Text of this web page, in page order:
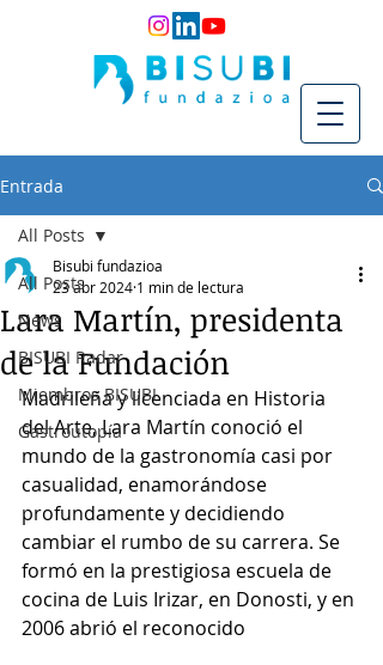
Entrada
All Posts
News
BISUBI Radar
Miembros BISUBI
Gastroutopía
All Posts
Lara Martín, presidenta
de la Fundación
Bisubi fundazioa
23 abr 2024 1 min de lectura
Madrileña y licenciada en Historia
del Arte, Lara Martín conoció el
mundo de la gastronomía casi por
casualidad, enamorándose
profundamente y decidiendo
cambiar el rumbo de su carrera. Se
formó en la prestigiosa escuela de
cocina de Luis Irizar, en Donosti, y en
2006 abrió el reconocido